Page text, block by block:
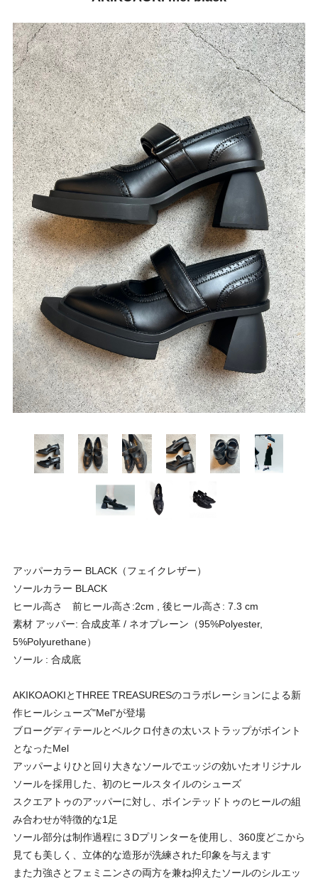
アッパーカラー BLACK（フェイクレザー）
ソールカラー BLACK
ヒール高さ 前ヒール高さ:2cm , 後ヒール高さ: 7.3 cm
素材 アッパー: 合成皮革 / ネオプレーン（95%Polyester,
5%Polyurethane）
ソール : 合成底
AKIKOAOKIとTHREE TREASURESのコラボレーションによる新
作ヒールシューズ"Mel"が登場
ブローグディテールとベルクロ付きの太いストラップがポイント
となったMel
アッパーよりひと回り大きなソールでエッジの効いたオリジナル
ソールを採用した、初のヒールスタイルのシューズ
スクエアトゥのアッパーに対し、ポインテッドトゥのヒールの組
み合わせが特徴的な1足
ソール部分は制作過程に３Dプリンターを使用し、360度どこから
見ても美しく、立体的な造形が洗練された印象を与えます
また力強さとフェミニンさの両方を兼ね抑えたソールのシルエッ